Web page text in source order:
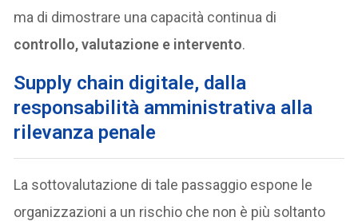
ma di dimostrare una capacità continua di
controllo, valutazione e intervento.
Supply chain digitale, dalla
responsabilità amministrativa alla
rilevanza penale
La sottovalutazione di tale passaggio espone le
organizzazioni a un rischio che non è più soltanto